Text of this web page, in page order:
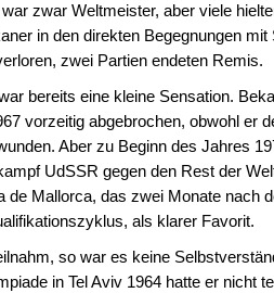
zwar Weltmeister, aber viele
in den direkten Begegnungen
zwei Partien endeten Remis.
bereits eine kleine Sensation.
vorzeitig abgebrochen, obwohl er
Aber zu Beginn des Jahres
UdSSR gegen den Rest der
de Mallorca, das zwei Monate nach
als klarer Favorit.
so war es keine
in Tel Aviv 1964 hatte er nicht